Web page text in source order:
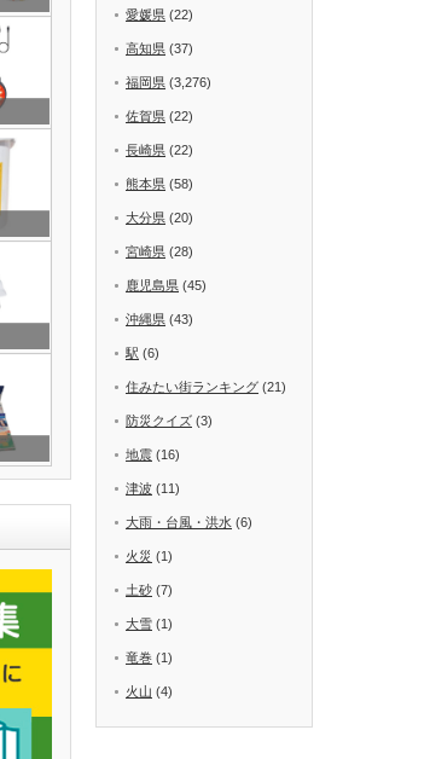
愛媛県 (22)
高知県 (37)
福岡県 (3,276)
佐賀県 (22)
長崎県 (22)
熊本県 (58)
大分県 (20)
宮崎県 (28)
鹿児島県 (45)
沖縄県 (43)
駅 (6)
住みたい街ランキング (21)
防災クイズ (3)
地震 (16)
津波 (11)
大雨・台風・洪水 (6)
火災 (1)
土砂 (7)
大雪 (1)
竜巻 (1)
火山 (4)